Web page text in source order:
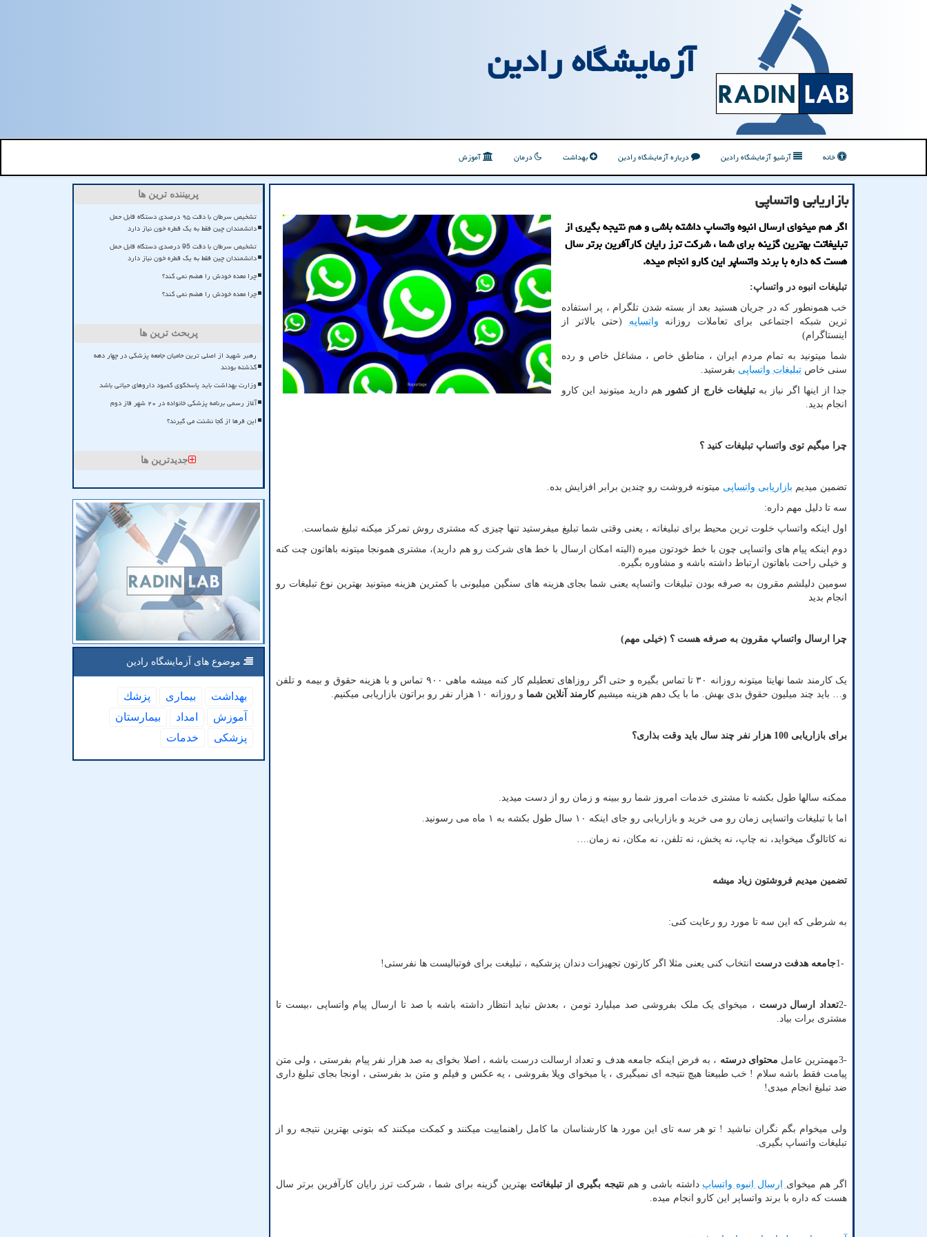
آزمایشگاه رادین
خانه آرشیو آزمایشگاه رادین درباره آزمایشگاه رادین بهداشت درمان آموزش
بازاریابی واتساپی
اگر هم میخوای ارسال انبوه واتساپ داشته باشی و هم نتیجه بگیری از
تبلیغاتت بهترین گزینه برای شما ، شرکت ترز رایان کارآفرین برتر سال
هست که داره با برند واتساپر این کارو انجام میده.
تبلیغات انبوه در واتساپ:
خب همونطور که در جریان هستید بعد از بسته شدن تلگرام ، پر استفاده
ترین شبکه اجتماعی برای تعاملات روزانه واتساپه (حتی بالاتر از
اینستاگرام)
شما میتونید به تمام مردم ایران ، مناطق خاص ، مشاغل خاص و رده
سنی خاص تبلیغات واتساپی بفرستید.
جدا از اینها اگر نیاز بهتبلیغات خارج از کشور هم دارید میتونید این کارو
انجام بدید.
چرا میگیم توی واتساپ تبلیغات کنید ؟
تضمین میدیم بازاریابی واتساپی میتونه فروشت رو چندین برابر افزایش بده.
سه تا دلیل مهم داره:
اول اینکه واتساپ خلوت ترین محیط برای تبلیغاته ، یعنی وقتی شما تبلیغ میفرستید تنها چیزی که مشتری روش تمرکز میکنه تبلیغ شماست.
دوم اینکه پیام های واتساپی چون با خط خودتون میره (البته امکان ارسال با خط های شرکت رو هم دارید)، مشتری همونجا میتونه باهاتون چت کنه
و خیلی راحت باهاتون ارتباط داشته باشه و مشاوره بگیره.
سومین دلیلشم مقرون به صرفه بودن تبلیغات واتساپه یعنی شما بجای هزینه های سنگین میلیونی با کمترین هزینه میتونید بهترین نوع تبلیغات رو
انجام بدید
چرا ارسال واتساپ مقرون به صرفه هست ؟ (خیلی مهم)
یک کارمند شما نهایتا میتونه روزانه ۳۰ تا تماس بگیره و حتی اگر روزاهای تعطیلم کار کنه میشه ماهی ۹۰۰ تماس و با هزینه حقوق و بیمه و تلفن
و… باید چند میلیون حقوق بدی بهش. ما با یک دهم هزینه میشیمکارمند آنلاین شما و روزانه ۱۰ هزار نفر رو براتون بازاریابی میکنیم.
برای بازاریابی 100 هزار نفر چند سال باید وقت بذاری؟
ممکنه سالها طول بکشه تا مشتری خدمات امروز شما رو ببینه و زمان رو از دست میدید.
اما با تبلیغات واتساپی زمان رو می خرید و بازاریابی رو جای اینکه ۱۰ سال طول بکشه به ۱ ماه می رسونید.
نه کاتالوگ میخواید، نه چاپ، نه پخش، نه تلفن، نه مکان، نه زمان….
تضمین میدیم فروشتون زیاد میشه
به شرطی که این سه تا مورد رو رعایت کنی:
1-جامعه هدفت درست انتخاب کنی یعنی مثلا اگر کارتون تجهیزات دندان پزشکیه ، تبلیغت برای فوتبالیست ها نفرستی !
2-تعداد ارسال درست ، میخوای یک ملک بفروشی صد میلیارد تومن ، بعدش نباید انتظار داشته باشه با صد تا ارسال پیام واتساپی ،بیست تا
مشتری برات بیاد.
3-مهمترین عامل محتوای درسته ، به فرض اینکه جامعه هدف و تعداد ارسالت درست باشه ، اصلا بخوای به صد هزار نفر پیام بفرستی ، ولی متن
پیامت فقط باشه سلام ! خب طبیعتا هیچ نتیجه ای نمیگیری ، یا میخوای ویلا بفروشی ، یه عکس و فیلم و متن بد بفرستی ، اونجا بجای تبلیغ داری
ضد تبلیغ انجام میدی !
ولی میخوام بگم نگران نباشید ! تو هر سه تای این مورد ها کارشناسان ما کامل راهنماییت میکنند و کمکت میکنند که بتونی بهترین نتیجه رو از
تبلیغات واتساپ بگیری.
اگر هم میخوای ارسال انبوه واتساپ داشته باشی و هم نتیجه بگیری از تبلیغاتت بهترین گزینه برای شما ، شرکت ترز رایان کارآفرین برتر سال
هست که داره با برند واتساپر این کارو انجام میده.
پربیننده ترین ها
تشخیص سرطان با دقت ۹۵ درصدی دستگاه قابل حمل
دانشمندان چین فقط به یک قطره خون نیاز دارد
تشخیص سرطان با دقت 95 درصدی دستگاه قابل حمل
دانشمندان چین فقط به یک قطره خون نیاز دارد
چرا معده خودش را هضم نمی کند؟
چرا معده خودش را هضم نمی کند؟
پربحث ترین ها
رهبر شهید از اصلی ترین حامیان جامعه پزشکی در چهار دهه
گذشته بودند
وزارت بهداشت باید پاسخگوی کمبود داروهای حیاتی باشد
آغاز رسمی برنامه پزشکی خانواده در ۲۰ شهر فاز دوم
این فرها از کجا نشئت می گیرند؟
جدیدترین ها
موضوع های آزمایشگاه رادین
بهداشت بیماری
پزشك
آموزش
امداد
بیمارستان
پزشكی
خدمات